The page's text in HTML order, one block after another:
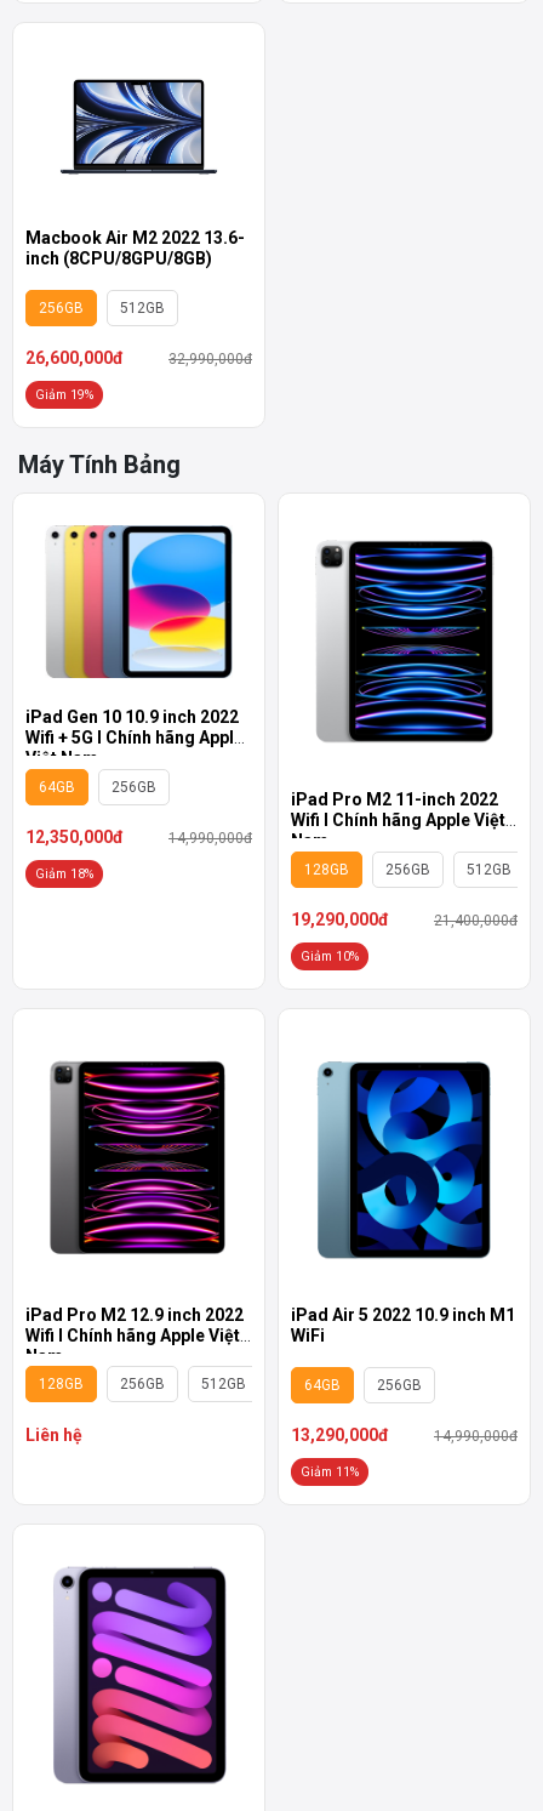
Macbook Air M2 2022 13.6-
inch (8CPU/8GPU/8GB)
256GB 512GB
26,600,000đ 32,990,000đ
Giảm 19%
Máy Tính Bảng
iPad Gen 10 10.9 inch 2022
Wifi + 5G I Chính hãng Apple
Việt Nam
64GB 256GB
12,350,000đ 14,990,000đ
Giảm 18%
iPad Pro M2 11-inch 2022
Wifi I Chính hãng Apple Việt
Nam
128GB 256GB 512GB
19,290,000đ 21,400,000đ
Giảm 10%
iPad Pro M2 12.9 inch 2022
Wifi I Chính hãng Apple Việt
Nam
128GB 256GB 512GB
Liên hệ
iPad Air 5 2022 10.9 inch M1
WiFi
64GB 256GB
13,290,000đ 14,990,000đ
Giảm 11%